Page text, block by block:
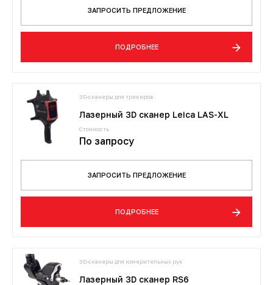
ЗАПРОСИТЬ ПРЕДЛОЖЕНИЕ
ПОДРОБНЕЕ
3D-сканеры для трекеров
Лазерный 3D сканер Leica LAS-XL
Стоимость
По запросу
ЗАПРОСИТЬ ПРЕДЛОЖЕНИЕ
ПОДРОБНЕЕ
3D-сканеры для измерительных рук
Лазерный 3D сканер RS6